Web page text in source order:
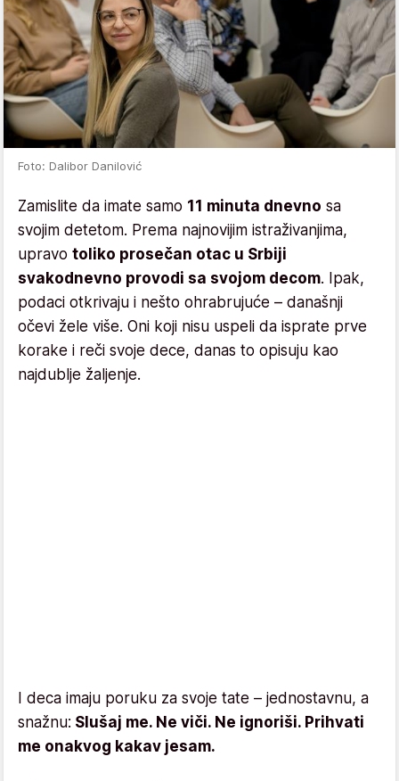
Foto: Dalibor Danilović
Zamislite da imate samo 11 minuta dnevno sa
svojim detetom. Prema najnovijim istraživanjima,
upravo toliko prosečan otac u Srbiji
svakodnevno provodi sa svojom decom. Ipak,
podaci otkrivaju i nešto ohrabrujuće – današnji
očevi žele više. Oni koji nisu uspeli da isprate prve
korake i reči svoje dece, danas to opisuju kao
najdublje žaljenje.
I deca imaju poruku za svoje tate – jednostavnu, a
snažnu: Slušaj me. Ne viči. Ne ignoriši. Prihvati
me onakvog kakav jesam.